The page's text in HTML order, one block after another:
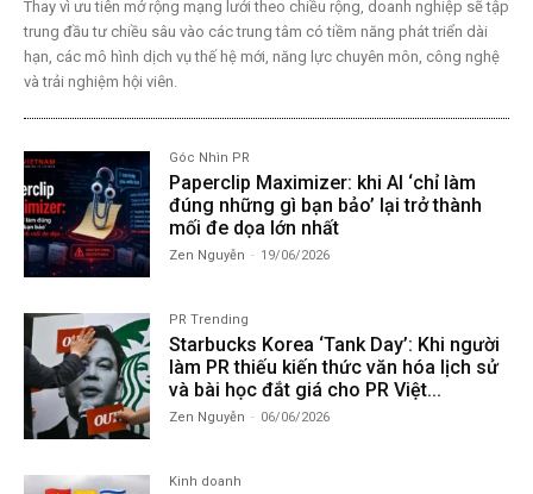
Thay vì ưu tiên mở rộng mạng lưới theo chiều rộng, doanh nghiệp sẽ tập
trung đầu tư chiều sâu vào các trung tâm có tiềm năng phát triển dài
hạn, các mô hình dịch vụ thế hệ mới, năng lực chuyên môn, công nghệ
và trải nghiệm hội viên.
Góc Nhìn PR
Paperclip Maximizer: khi AI ‘chỉ làm
đúng những gì bạn bảo’ lại trở thành
mối đe dọa lớn nhất
Zen Nguyễn - 19/06/2026
PR Trending
Starbucks Korea ‘Tank Day’: Khi người
làm PR thiếu kiến thức văn hóa lịch sử
và bài học đắt giá cho PR Việt...
Zen Nguyễn - 06/06/2026
Kinh doanh